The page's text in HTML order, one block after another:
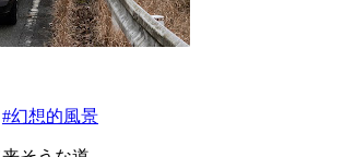
#幻想的風景